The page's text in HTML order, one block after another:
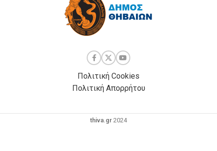
Πολιτική Cookies
Πολιτική Απορρήτου
thiva.gr 2024